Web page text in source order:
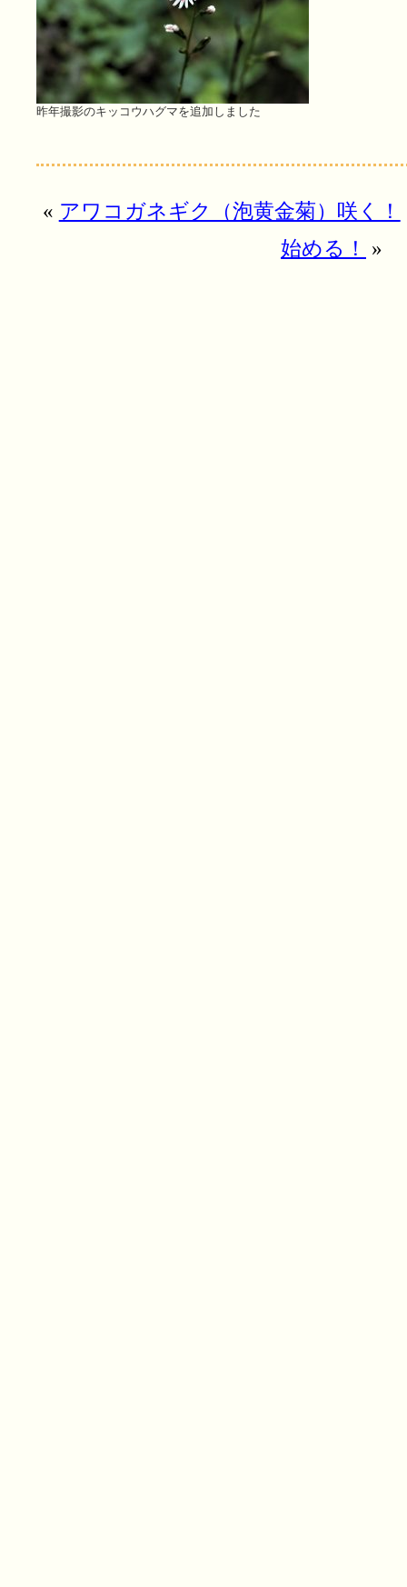
昨年撮影のキッコウハグマを追加しました
« アワコガネギク（泡黄金菊）咲く！
始める！
»